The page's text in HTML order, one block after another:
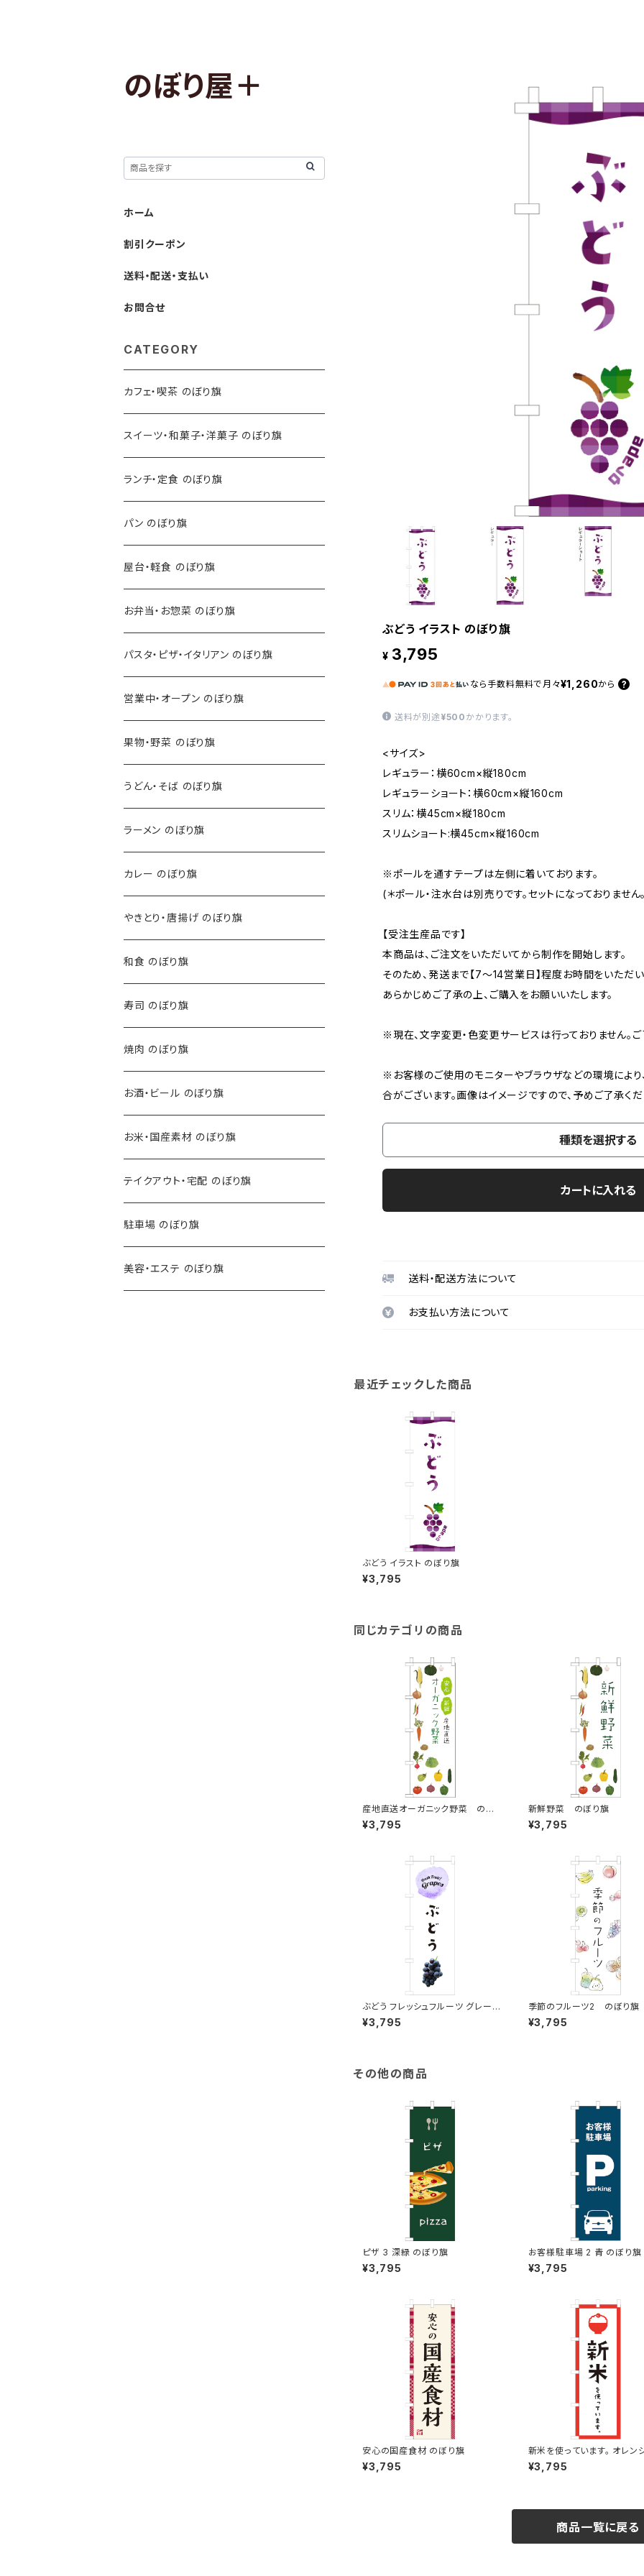
ぶどう イラスト のぼり旗
¥ 3,795
なら 手数料無料で 月々¥1,260から
送料が別途 ¥500 かかります。
<サイズ>
レギュラー：横60cm×縦180cm
レギュラーショート：横60cm×縦160cm
スリム：横45cm×縦180cm
スリムショート:横45cm×縦160cm
※ポールを通すテープは左側に着いております。
(＊ポール・注水台は別売りです。セットになっておりません
【受注生産品です】
本商品は、ご注文をいただいてから制作を開始します。
そのため、発送まで【7〜14営業日】程度お時間をいただい
あらかじめご了承の上、ご購入をお願いいたします。
※現在、文字変更・色変更サービスは行っておりません。ご
※お客様のご使用のモニターやブラウザなどの環境によ
合がございます。画像はイメージですので、予めご了承くだ
種類を選択する
カートに入れる
送料・配送方法について
お支払い方法について
最近チェックした商品
ぶどう イラスト のぼり旗
¥3,795
同じカテゴリの商品
産地直送オーガニック野菜 のぼ
り旗
¥3,795
新鮮野菜 のぼり旗
¥3,795
ぶどう フレッシュフルーツ グレー
プ のぼり旗
¥3,795
季節のフルーツ2 のぼり旗
¥3,795
その他の商品
ピザ 3 深緑 のぼり旗
¥3,795
お客様駐車場 2 青 のぼり旗
¥3,795
安心の国産食材 のぼり旗
¥3,795
新米を使っています。 オレン
ぼり旗
¥3,795
商品一覧に戻る
のぼり屋＋
ホーム
割引クーポン
送料・配送・支払い
お問合せ
CATEGORY
カフェ・喫茶 のぼり旗
スイーツ・和菓子・洋菓子 のぼり旗
ランチ・定食 のぼり旗
パン のぼり旗
屋台・軽食 のぼり旗
お弁当・お惣菜 のぼり旗
パスタ・ピザ・イタリアン のぼり旗
営業中・オープン のぼり旗
果物・野菜 のぼり旗
うどん・そば のぼり旗
ラーメン のぼり旗
カレー のぼり旗
やきとり・唐揚げ のぼり旗
和食 のぼり旗
寿司 のぼり旗
焼肉 のぼり旗
お酒・ビール のぼり旗
お米・国産素材 のぼり旗
テイクアウト・宅配 のぼり旗
駐車場 のぼり旗
美容・エステ のぼり旗